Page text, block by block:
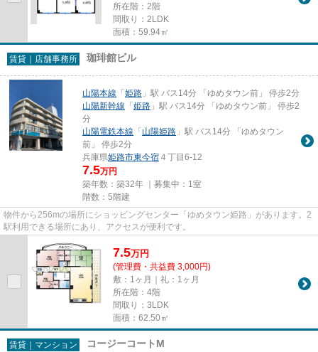
所在階：2階
間取り：2LDK
面積：59.94㎡
賃貸｜店舗事務所 珈琲館ビル
山陽本線 「姫路 」駅 バス14分 「ゆめタウン前」 停歩2分
山陽新幹線 「姫路 」駅 バス14分 「ゆめタウン前」 停歩2
分
山陽電鉄本線 「山陽姫路 」駅 バス14分 「ゆめタウン
前」 停歩2分
兵庫県姫路市東今宿 ４丁目6-12
7.5万円
築年数：築32年 ｜募集中： 1室
階数：5階建
物件から256mの場所にショッピングセンター「ゆめタウン姫路」があります。2
駅利用できる場所にあり、アクセスが便利です。
7.5万円
(管理費・共益費 3,000円)
敷：1ヶ月｜礼：1ヶ月
所在階：4階
間取り：3LDK
面積：62.50㎡
賃貸｜マンション コージーコートM